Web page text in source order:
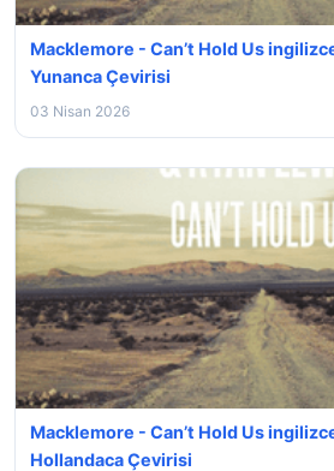
Macklemore - Can’t Hold Us
Yunanca Çevirisi
03 Nisan 2026
Macklemore - Can’t Hold Us
Hollandaca Çevirisi